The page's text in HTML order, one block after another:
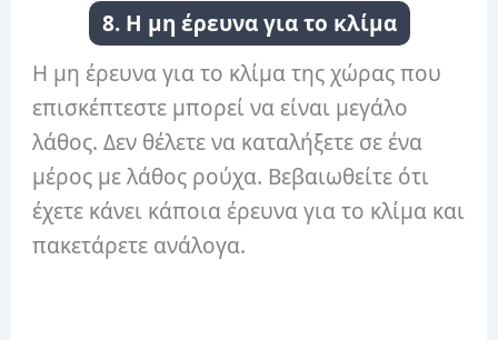
8. Η μη έρευνα για το κλίμα
Η μη έρευνα για το κλίμα της χώρας που
επισκέπτεστε μπορεί να είναι μεγάλο
λάθος. Δεν θέλετε να καταλήξετε σε ένα
μέρος με λάθος ρούχα. Βεβαιωθείτε ότι
έχετε κάνει κάποια έρευνα για το κλίμα και
πακετάρετε ανάλογα.